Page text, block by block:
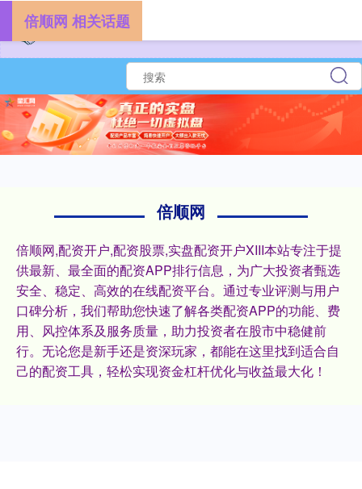
倍顺网
倍顺网,配资开户,配资股票,实盘配资开户XIII‌本站专注于提
供最新、最全面的配资APP排行信息，为广大投资者甄选
安全、稳定、高效的在线配资平台。通过专业评测与用户
口碑分析，我们帮助您快速了解各类配资APP的功能、费
用、风控体系及服务质量，助力投资者在股市中稳健前
行。无论您是新手还是资深玩家，都能在这里找到适合自
己的配资工具，轻松实现资金杠杆优化与收益最大化！
倍顺网 相关话题